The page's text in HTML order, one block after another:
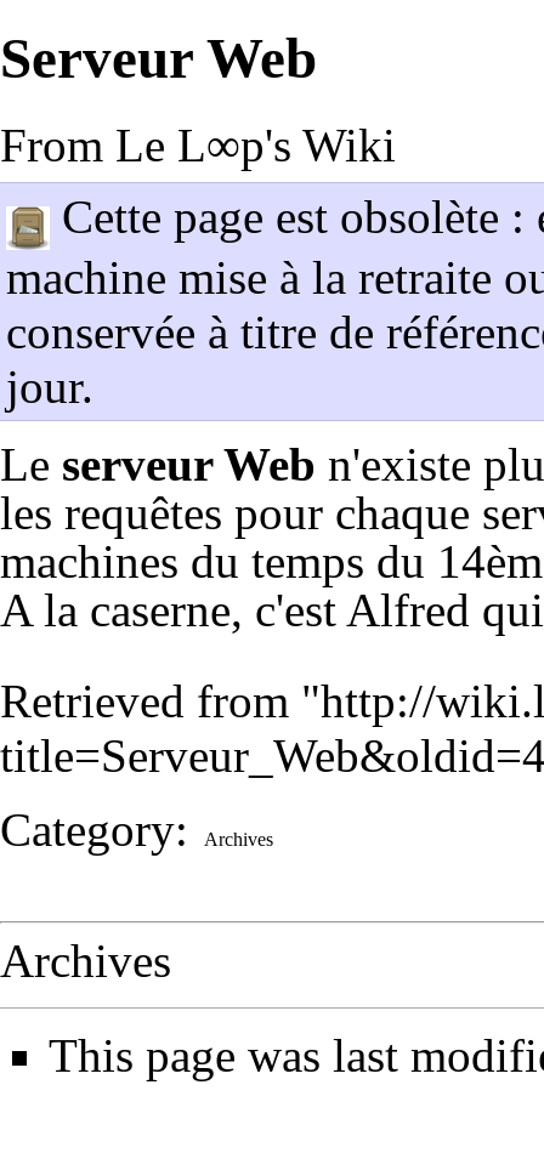
Serveur Web
From Le L∞p's Wiki
Cette page est obsolète
machine mise à la retraite
conservée à titre de
jour.
Le serveur Web n'existe
les requêtes pour chaque
machines du temps du
A la caserne, c'est Alfred
Retrieved from "http://
Category: Archives
Archives
This page was last